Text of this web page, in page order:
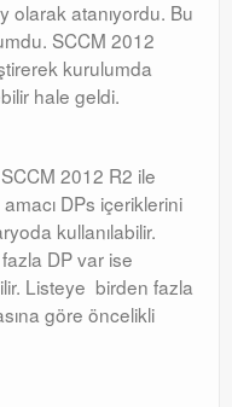
olarak atanıyordu. Bu
SCCM 2012
kurulumda
hale geldi.
2012 R2 ile
DPs içeriklerini
kullanılabilir.
DP var ise
Listeye birden fazla
göre öncelikli